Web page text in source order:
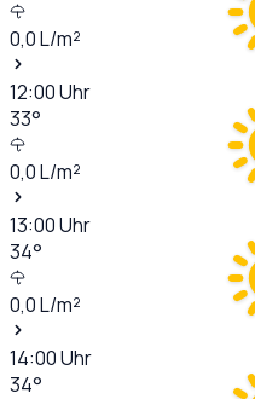
0,0L/m²
12:00Uhr
33°
0,0L/m²
13:00Uhr
34°
0,0L/m²
14:00Uhr
34°